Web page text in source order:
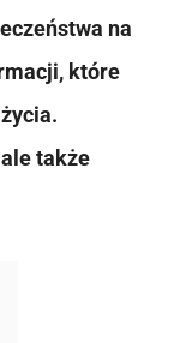
na
które
także